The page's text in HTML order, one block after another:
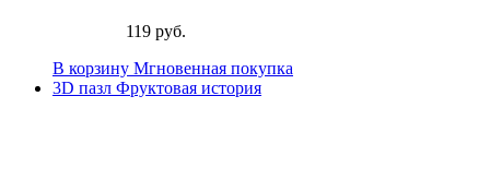
119 руб.
В корзину Мгновенная покупка
3D пазл Фруктовая история